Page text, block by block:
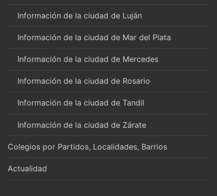
Información de la ciudad de Luján
Información de la ciudad de Mar del Plata
Información de la ciudad de Mercedes
Información de la ciudad de Rosario
Información de la ciudad de Tandil
Información de la ciudad de Zárate
Colegios por Partidos, Localidades, Barrios
Actualidad